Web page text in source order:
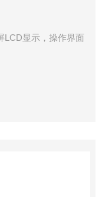
LCD显示，操作界面